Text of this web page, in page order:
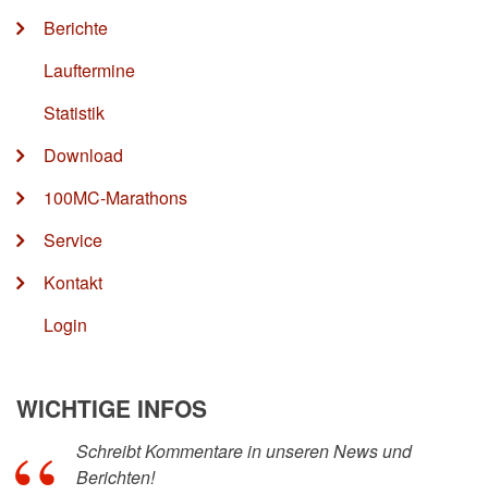
Berichte
Lauftermine
Statistik
Download
100MC-Marathons
Service
Kontakt
Login
WICHTIGE INFOS
Schreibt Kommentare in unseren News und
Berichten!